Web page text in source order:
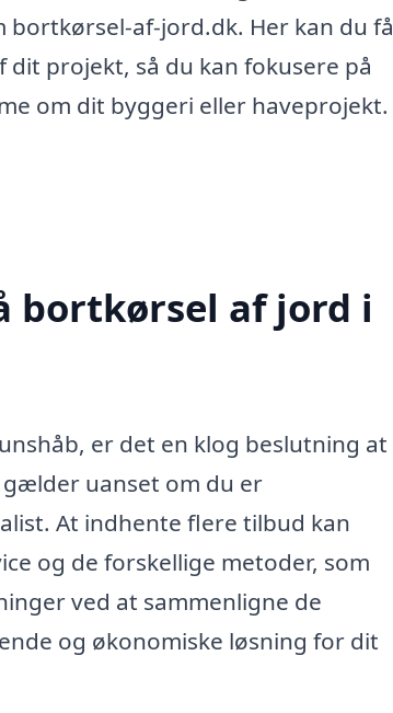
af-jord.dk. Her kan du få
projekt, så du kan fokusere på
om dit byggeri eller haveprojekt.
bortkørsel af jord i
er det en klog beslutning at
uanset om du er
At indhente flere tilbud kan
og de forskellige metoder, som
ved at sammenligne de
og økonomiske løsning for dit